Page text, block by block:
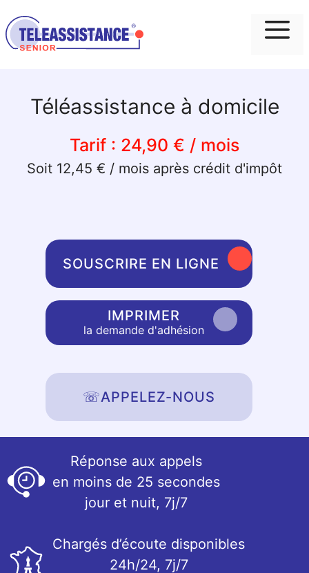
Téléassistance à domicile
Tarif : 24,90 € / mois
Soit 12,45 € / mois après crédit d'impôt
SOUSCRIRE EN LIGNE
IMPRIMER
la demande d'adhésion
☏APPELEZ-NOUS
Réponse aux appels
en moins de 25 secondes
jour et nuit, 7j/7
Chargés d’écoute disponibles
24h/24, 7j/7